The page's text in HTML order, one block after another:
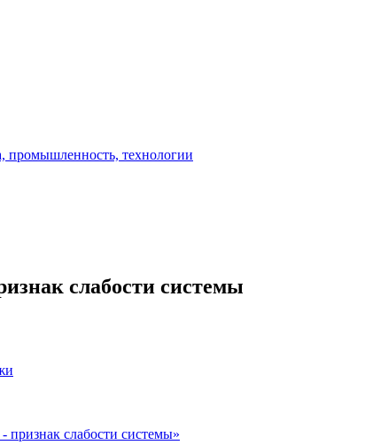
слабости системы
слабости системы»